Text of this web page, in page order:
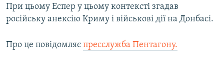
При цьому Еспер у цьому контексті згадав
російську анексію Криму і військові дії на Донбасі.
Про це повідомляє пресслужба Пентагону.